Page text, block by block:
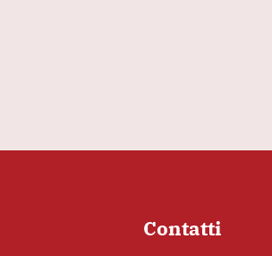
Contatti